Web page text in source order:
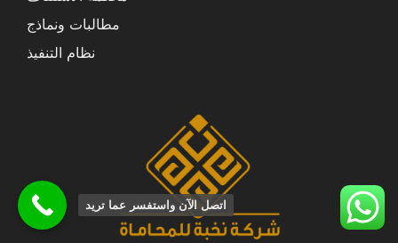
مطالبات ونماذج
نظام التنفيذ
اتصل الآن واستفسر عما تريد